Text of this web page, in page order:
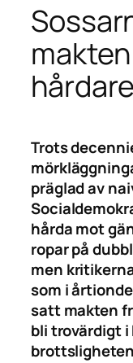
Trots
präglad av
hårda mot
ropar på
men
som i
satt makten
bli trovärdigt